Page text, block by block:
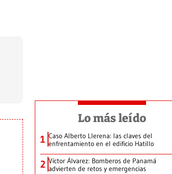
Lo más leído
1 Caso Alberto Llerena: las claves del
enfrentamiento en el edificio Hatillo
2 Víctor Álvarez: Bomberos de Panamá
advierten de retos y emergencias